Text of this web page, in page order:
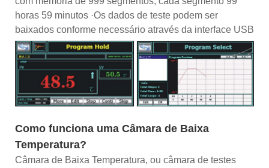
horas 59 minutos ·Os dados de teste podem ser
baixados conforme necessário através da interface USB
Como funciona uma Câmara de Baixa
Temperatura?
Câmara de Baixa Temperatura, ou câmara de testes